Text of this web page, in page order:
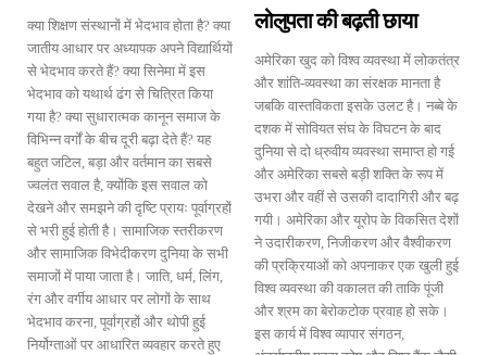
क्या शिक्षण संस्थानों में भेदभाव होता है? क्या
जातीय आधार पर अध्यापक अपने विद्यार्थियों
से भेदभाव करते हैं? क्या सिनेमा में इस
भेदभाव को यथार्थ ढंग से चित्रित किया
गया है? क्या सुधारात्मक कानून समाज के
विभिन्न वर्गों के बीच दूरी बढ़ा देते हैं? यह
बहुत जटिल, बड़ा और वर्तमान का सबसे
ज्वलंत सवाल है, क्योंकि इस सवाल को
देखने और समझने की दृष्टि प्रायः पूर्वाग्रहों
से भरी हुई होती है। सामाजिक स्तरीकरण
और सामाजिक विभेदीकरण दुनिया के सभी
समाजों में पाया जाता है। जाति, धर्म, लिंग,
रंग और वर्गीय आधार पर लोगों के साथ
भेदभाव करना, पूर्वाग्रहों और थोपी हुई
निर्योग्ताओं पर आधारित व्यवहार करते हुए
लोलुपता की बढ़ती छाया
अमेरिका खुद को विश्व व्यवस्था में लोकतंत्र
और शांति-व्यवस्था का संरक्षक मानता है
जबकि वास्तविकता इसके उलट है। नब्बे के
दशक में सोवियत संघ के विघटन के बाद
दुनिया से दो ध्रुवीय व्यवस्था समाप्त हो गई
और अमेरिका सबसे बड़ी शक्ति के रूप में
उभरा और वहीं से उसकी दादागिरी और बढ़
गयी। अमेरिका और यूरोप के विकसित देशों
ने उदारीकरण, निजीकरण और वैश्वीकरण
की प्रक्रियाओं को अपनाकर एक खुली हुई
विश्व व्यवस्था की वकालत की ताकि पूंजी
और श्रम का बेरोकटोक प्रवाह हो सके।
इस कार्य में विश्व व्यापार संगठन,